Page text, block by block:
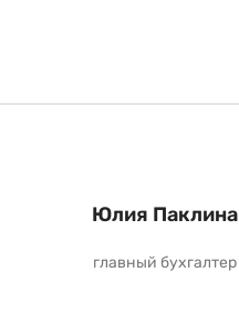
Юлия Паклина
главный бухгалтер